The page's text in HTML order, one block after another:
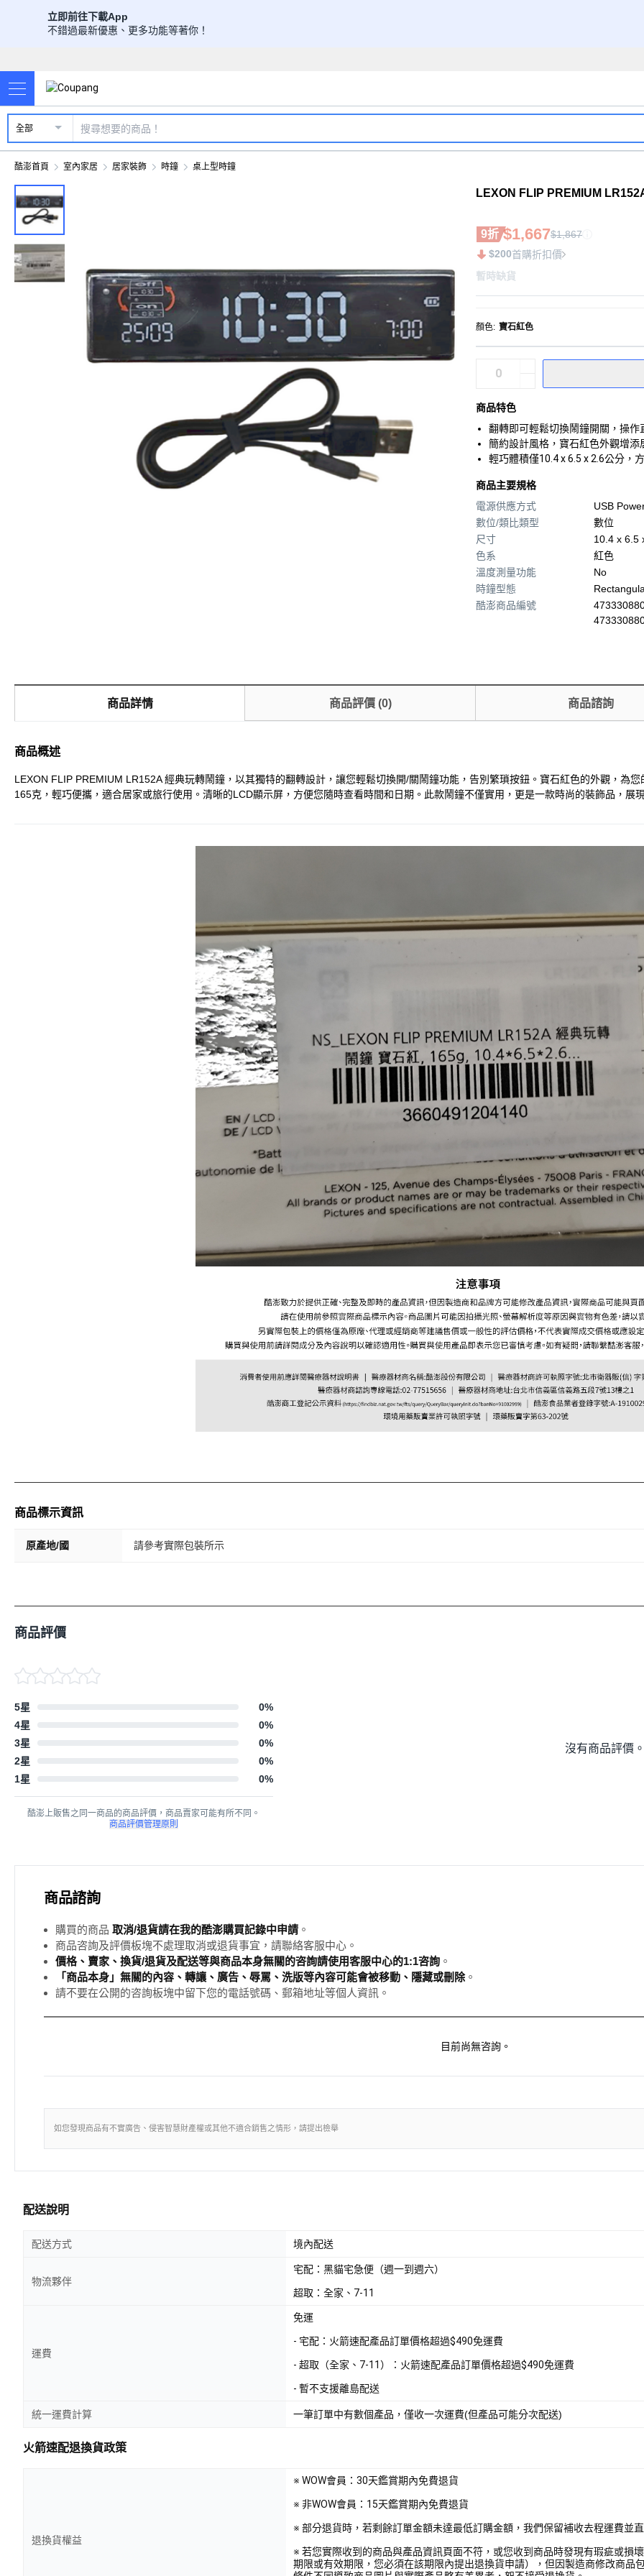
立即前往下載App
不錯過最新優惠、更多功能等著你！
全部
酷澎首頁 室內家居 居家裝飾 時鐘 桌上型時鐘
LEXON FLIP PREMIUM
9折 $1,667$1,867
$200首購折扣價
暫時缺貨
顏色: 寶石紅色
商品特色
翻轉即可輕鬆切換鬧鐘開關，操
簡約設計風格，寶石紅色外觀增
輕巧體積僅10.4 x 6.5 x 2.6公分，
商品主要規格
電源供應方式
USB
數位/類比類型
數位
尺寸
10.4 x 6.5
色系
紅色
溫度測量功能
No
時鐘型態
酷澎商品編號
商品詳情 商品評價(0) 商品諮詢
商品概述
LEXON FLIP PREMIUM LR152A 經典玩轉鬧鐘，以其獨特的翻轉設計，讓您輕鬆切換開/關鬧鐘功能，告別繁瑣按鈕。寶石紅色的外觀，為
165克，輕巧便攜，適合居家或旅行使用。清晰的LCD顯示屏，方便您隨時查看時間和日期。此款鬧鐘不僅實用，更是一款時尚的裝飾品，展
商品標示資訊
原產地/國 請參考實際包裝所示
商品評價
5星 0%
4星
0%
3星
0%
2星
0%
1星
0%
酷澎上販售之同一商品的商品評價，商品賣家可能有所不同。
商品評價管理原則
沒有商品評價
商品諮詢
購買的商品 取消/退貨請在我的酷澎購買記錄中申請 。
商品咨詢及評價板塊不處理取消或退貨事宜，請聯絡客服中心。
價格、賣家、換貨/退貨及配送等與商品本身無關的咨詢請使用客服中心的1:1咨詢 。
「商品本身」無關的內容、轉讓、廣告、辱罵、洗版等內容可能會被移動、隱藏或刪除。
請不要在公開的咨詢板塊中留下您的電話號碼、郵箱地址等個人資訊。
目前尚無咨詢。
如您發現商品有不實廣告、侵害智慧財產權或其他不適合銷售之情形，請提出檢舉
配送說明
配送方式 境內配送
物流夥伴
宅配：黑貓宅急便（週一到週六）
超取：全家、7-11
運費
免運
- 宅配：火箭速配產品訂單價格超過$490免運費
- 超取（全家、7-11）：火箭速配產品訂單價格超過$490免運費
- 暫不支援離島配送
統一運費計算 一筆訂單中有數個產品，僅收一次運費(但產品可能分次配送)
火箭速配退換貨政策
退換貨權益
※ WOW會員：30天鑑賞期內免費退貨
※ 非WOW會員：15天鑑賞期內免費退貨
※ 部分退貨時，若剩餘訂單金額未達最低訂購金額，我們保留補收去程運費並
※ 若您實際收到的商品與產品資訊頁面不符，或您收到商品時發現有瑕疵或損
期限或有效期限，您必須在該期限內提出退換貨申請），但因製造商修改商品